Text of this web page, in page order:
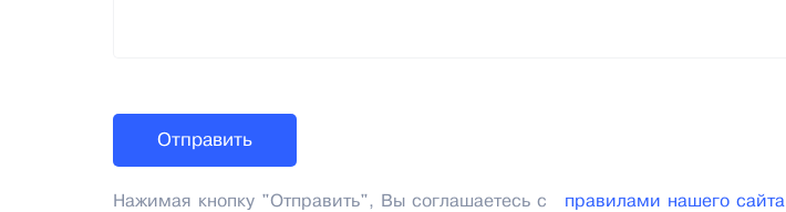
Нажимая кнопку "Отправить", Вы соглашаетесь с правилами нашего сайта